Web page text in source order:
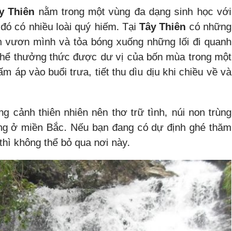
Thiên nằm trong một vùng đa dạng sinh học với
có nhiều loài quý hiếm. TạiTây Thiên có những
mình và tỏa bóng xuống những lối đi quanh
thưởng thức được dư vị của bốn mùa trong một
áp vào buổi trưa, tiết thu dìu dịu khi chiều về và
cảnh thiên nhiên nên thơ trữ tình, núi non trùng
ở miền Bắc. Nếu bạn đang có dự định ghé thăm
không thể bỏ qua nơi này.